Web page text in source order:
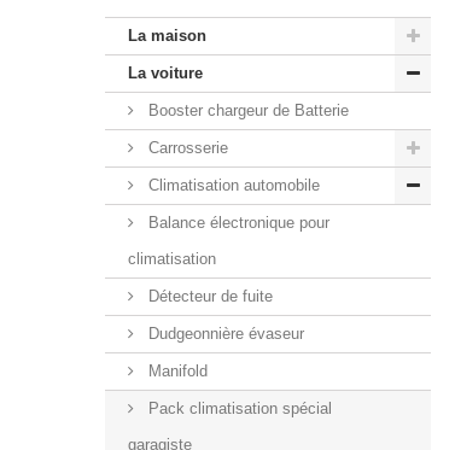
La maison
La voiture
Booster chargeur de Batterie
Carrosserie
Climatisation automobile
Balance électronique pour
climatisation
Détecteur de fuite
Dudgeonnière évaseur
Manifold
Pack climatisation spécial
garagiste